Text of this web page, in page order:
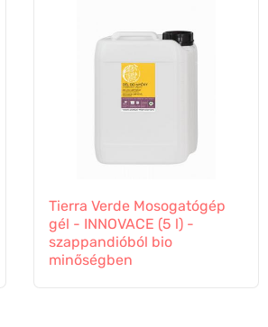
Tierra Verde Mosogatógép
gél - INNOVACE (5 l) -
szappandióból bio
minőségben